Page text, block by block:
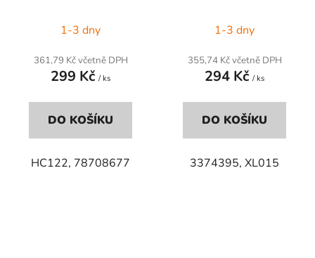
1-3 dny
361,79 Kč včetně DPH
299 Kč / ks
DO KOŠÍKU
HC122, 78708677
1-3 dny
355,74 Kč včetně DPH
294 Kč / ks
DO KOŠÍKU
3374395, XL015